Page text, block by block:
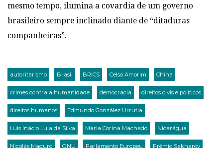
mesmo tempo, ilumina a covardia de um governo
brasileiro sempre inclinado diante de “ditaduras
companheiras”.
autoritarismo Brasil BRICS Celso Amorim China
crimes contra a humanidade democracia direitos civis e políticos
direitos humanos Edmundo González Urrutia
Luis Inácio Lula da Silva Maria Corina Machado Nicarágua
Nicolás Maduro ONU Parlamento Europeu Prêmio Sakharov